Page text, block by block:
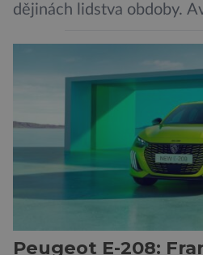
dějinách lidstva obdoby.
bezpečnostní experti
méně nápadné riziko.
odborníků by už během
pokročilé systémy AI
kybernetické útoky […]
Peugeot E-208: